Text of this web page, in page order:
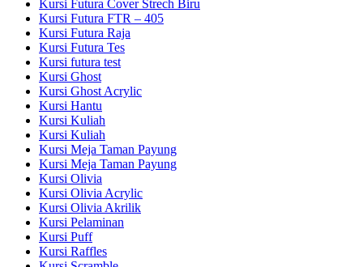
Kursi Futura Cover Strech Biru
Kursi Futura FTR – 405
Kursi Futura Raja
Kursi Futura Tes
Kursi futura test
Kursi Ghost
Kursi Ghost Acrylic
Kursi Hantu
Kursi Kuliah
Kursi Kuliah
Kursi Meja Taman Payung
Kursi Meja Taman Payung
Kursi Olivia
Kursi Olivia Acrylic
Kursi Olivia Akrilik
Kursi Pelaminan
Kursi Puff
Kursi Raffles